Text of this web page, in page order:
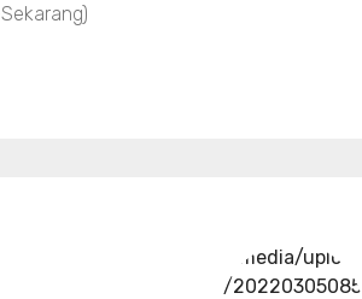
../media/upload
/20220305085